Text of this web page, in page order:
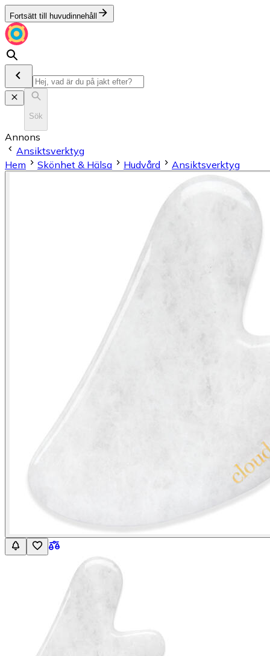
Fortsätt till huvudinnehåll
Sök
Annons
Ansiktsverktyg
Hem
Skönhet & Hälsa Hudvård Ansiktsverktyg